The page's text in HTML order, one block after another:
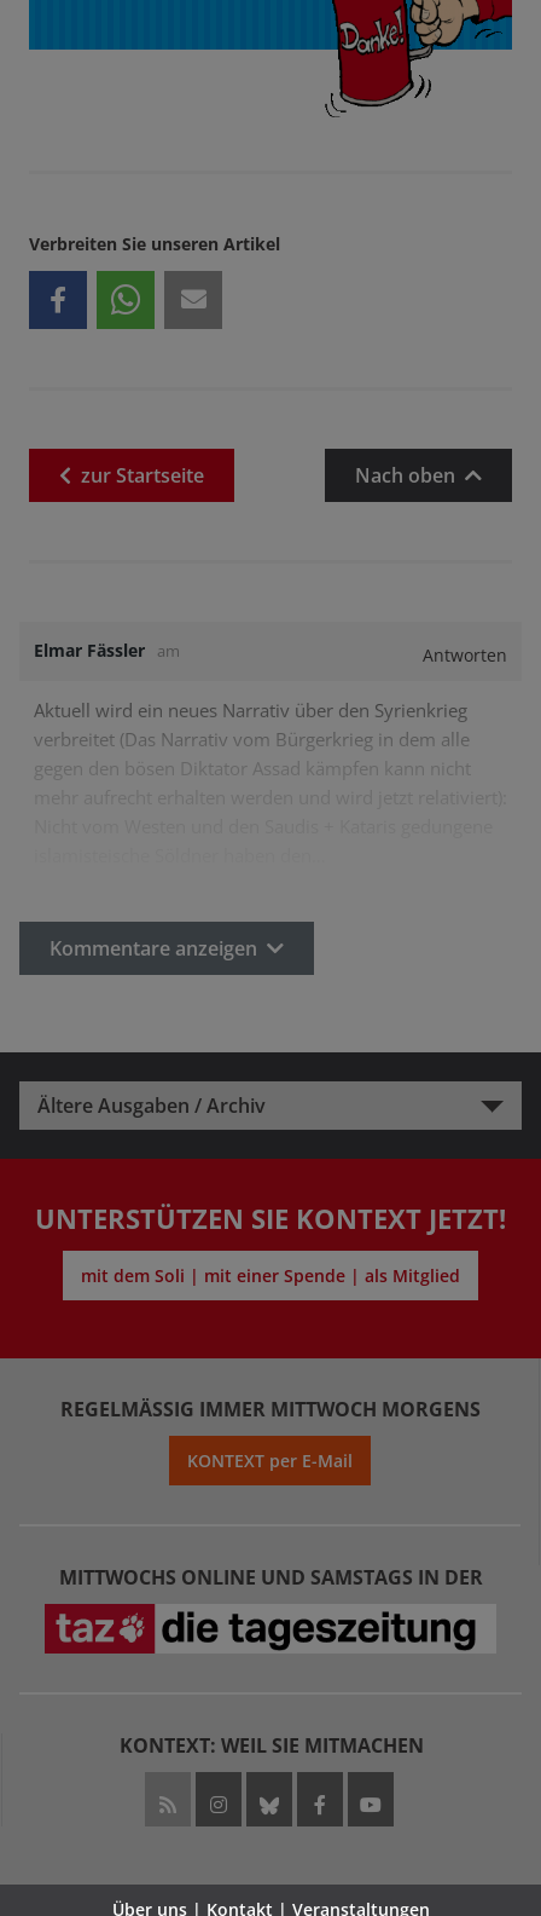
Verbreiten Sie unseren Artikel
zurStartseite Nach oben
Elmar Fässler am Antworten
Aktuell wird ein neues Narrativ über den Syrienkrieg
verbreitet (Das Narrativ vom Bürgerkrieg in dem alle
gegen den bösen Diktator Assad kämpfen kann nicht
Kommentare anzeigen
Ältere Ausgaben / Archiv
UNTERSTÜTZEN SIE KONTEXT JETZT!
mit dem Soli | mit einer Spende | als Mitglied
REGELMÄSSIG IMMER MITTWOCH MORGENS
KONTEXT per E-Mail
MITTWOCHS ONLINE UND SAMSTAGS IN DER
KONTEXT: WEIL SIE MITMACHEN
Über uns | Kontakt | Veranstaltungen